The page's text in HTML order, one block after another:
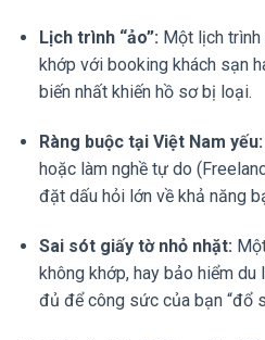
Lịch trình “ảo”: Một lịch
khớp với booking khách sạn
biến nhất khiến hồ sơ bị loại.
Ràng buộc tại Việt Nam yếu:
hoặc làm nghề tự do
đặt dấu hỏi lớn về khả năng
Sai sót giấy tờ nhỏ nhặt:
không khớp, hay bảo hiểm
đủ để công sức của bạn “đổ